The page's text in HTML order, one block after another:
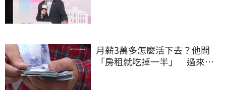
月薪3萬多怎麼活下去？他問
「房租就吃掉一半」 過來人